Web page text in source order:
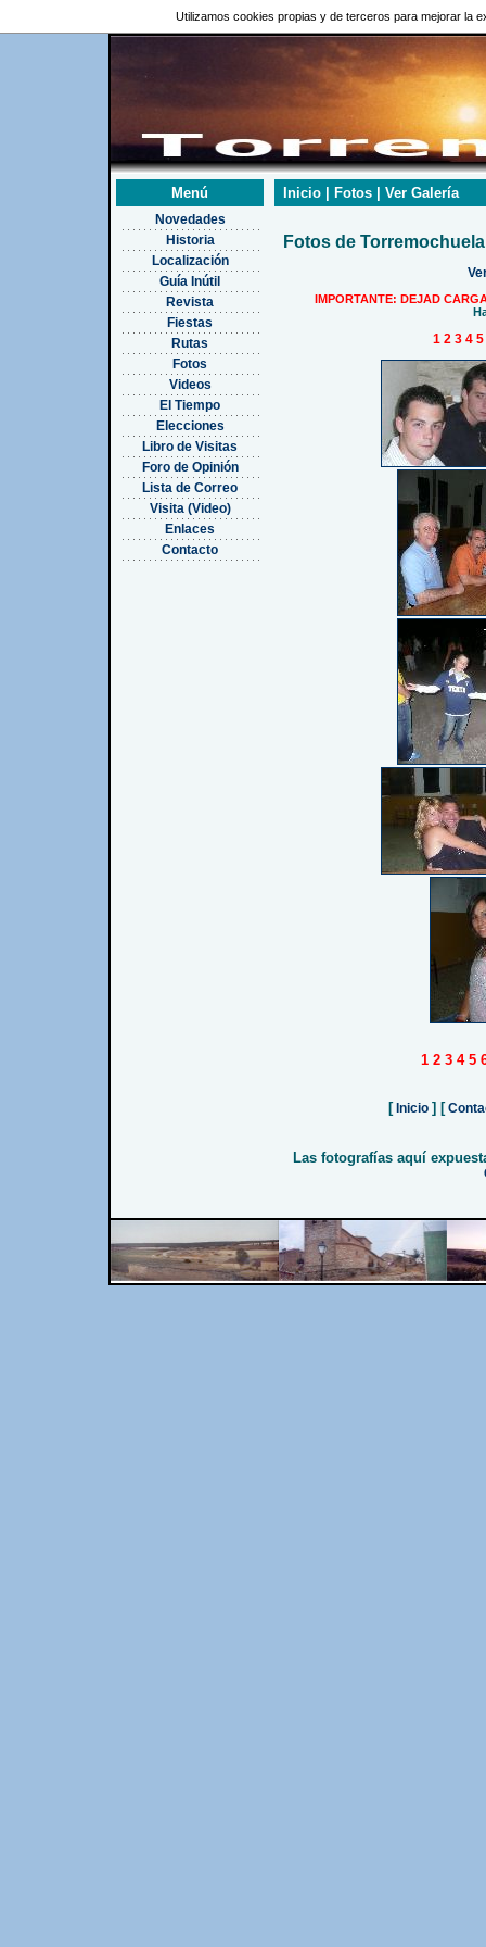
Utilizamos cookies propias y de terceros para mejorar la
Menú
Novedades
Historia
Localización
Guía Inútil
Revista
Fiestas
Rutas
Fotos
Videos
El Tiempo
Elecciones
Libro de Visitas
Foro de Opinión
Lista de Correo
Visita (Video)
Enlaces
Contacto
Inicio | Fotos | Ver Galería
Fotos de
IMPORTANTE: DEJAD
1 2 3 4 5
1 2 3 4 5
[ Inicio ] [
Las fotografías aquí